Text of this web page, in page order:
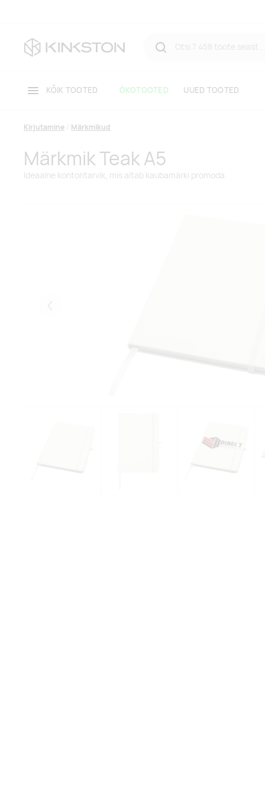
KÕIK TOOTED ÖKOTOOTED UUED TOOTED
Kirjutamine Märkmikud
Märkmik Teak A5
Ideaalne kontoritarvik, mis aitab kaubamärki promoda.